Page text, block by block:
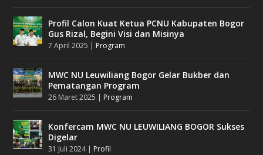
Profil Calon Kuat Ketua PCNU Kabupaten Bogor
Gus Rizal, Begini Visi dan Misinya
7 April 2025 | Program
MWC NU Leuwiliang Bogor Gelar Bukber dan
Pematangan Program
26 Maret 2025 | Program
Konfercam MWC NU LEUWILIANG BOGOR Sukses
Digelar
31 Juli 2024| Profil